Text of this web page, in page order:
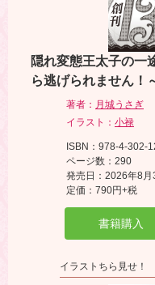
隠れ変態王太子の一
ら逃げられません！
著者： 月城うさぎ
イラスト： 小禄
ISBN：978-4-302-
ページ数：290
発売日：2026年8月
定価：790円+税
書籍購入
イラストちら見せ！